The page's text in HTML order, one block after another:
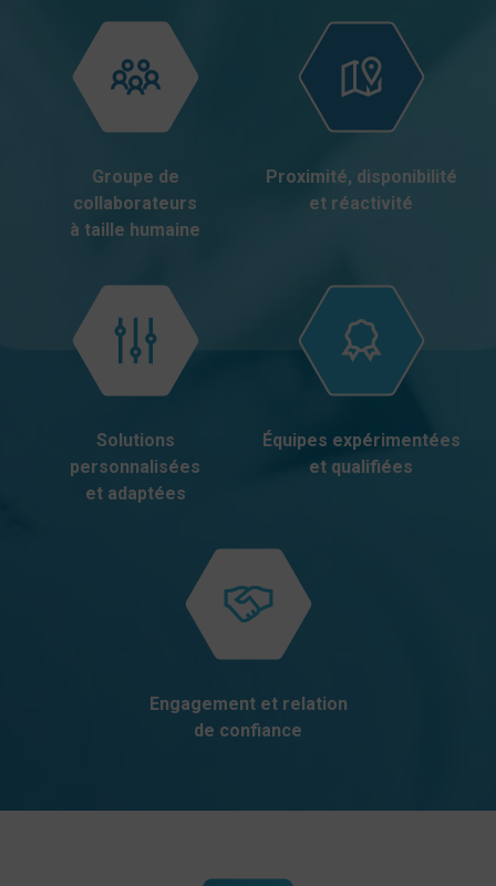
Groupe de
collaborateurs
à taille humaine
Proximité, disponibilité
et réactivité
Solutions
personnalisées
et adaptées
Équipes expérimentées
et qualifiées
Engagement et relation
de confiance